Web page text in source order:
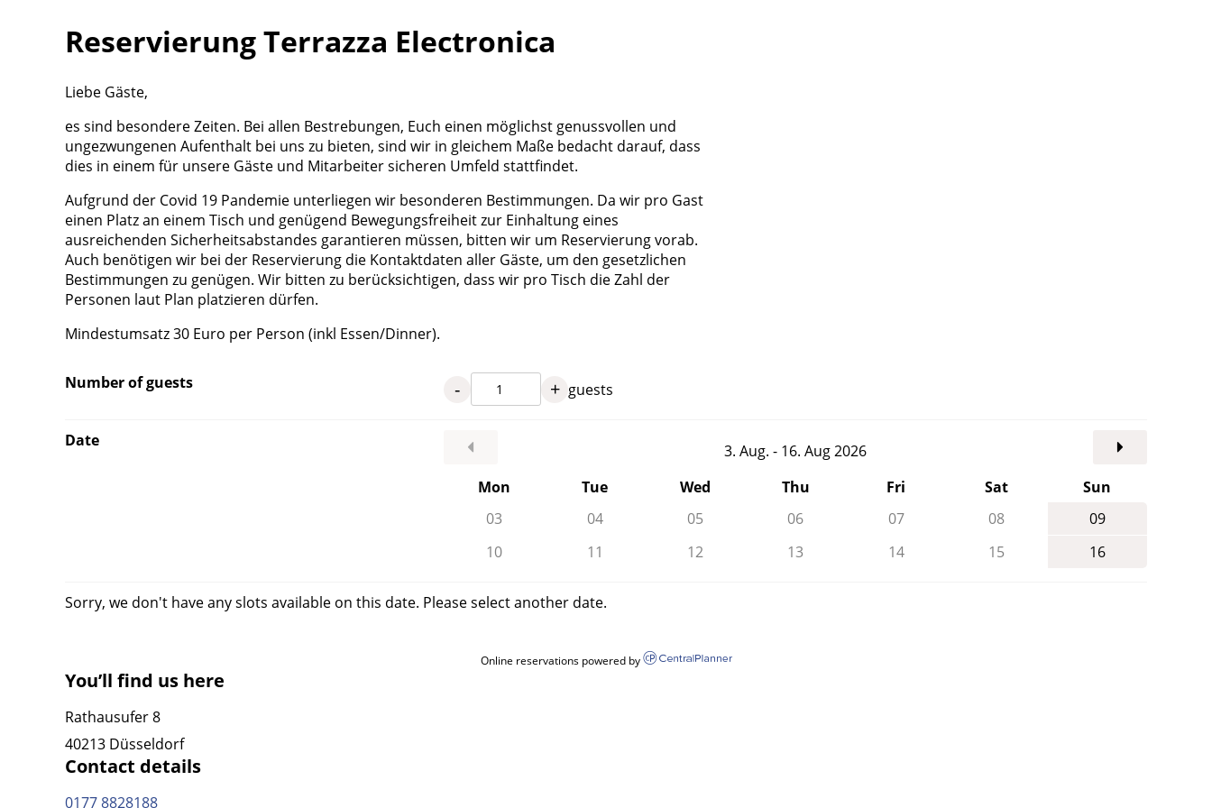
Reservierung Terrazza Electronica
Liebe Gäste,
es sind besondere Zeiten. Bei allen Bestrebungen, Euch einen möglichst genussvollen und
ungezwungenen Aufenthalt bei uns zu bieten, sind wir in gleichem Maße bedacht darauf, dass
dies in einem für unsere Gäste und Mitarbeiter sicheren Umfeld stattfindet.
Aufgrund der Covid 19 Pandemie unterliegen wir besonderen Bestimmungen. Da wir pro Gast
einen Platz an einem Tisch und genügend Bewegungsfreiheit zur Einhaltung eines
ausreichenden Sicherheitsabstandes garantieren müssen, bitten wir um Reservierung vorab.
Auch benötigen wir bei der Reservierung die Kontaktdaten aller Gäste, um den gesetzlichen
Bestimmungen zu genügen. Wir bitten zu berücksichtigen, dass wir pro Tisch die Zahl der
Personen laut Plan platzieren dürfen.
Mindestumsatz 30 Euro per Person (inkl Essen/Dinner).
Number of guests - + guests
Date
3. Aug. - 16. Aug 2026
Mon
Tue Wed Thu Fri Sat
Sun
03
04 05 06 07 08
09
10
11 12 13 14 15 16
Sorry, we don't have any slots available on this date. Please select another date.
Online reservations powered by
You’ll find us here
Rathausufer 8
40213 Düsseldorf
Contact details
0177 8828188